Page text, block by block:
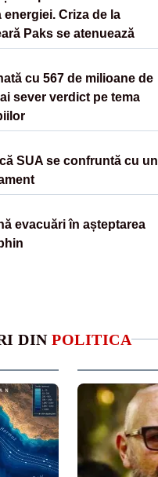
Criza de la
Paks se atenuează
cu 567 de milioane de
sever verdict pe tema
SUA se confruntă cu un
evacuări în așteptarea
DIN POLITICA